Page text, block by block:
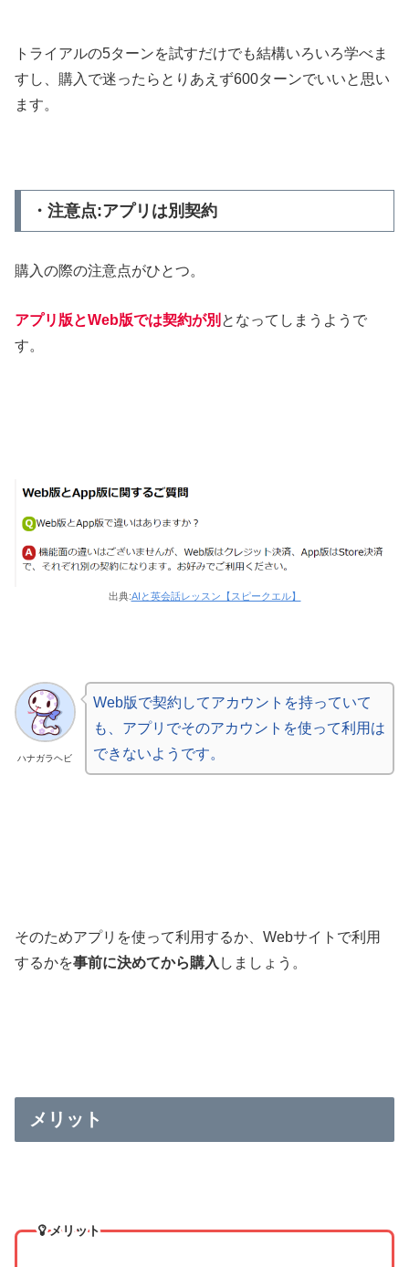
トライアルの5ターンを試すだけでも結構いろいろ学べま
すし、購入で迷ったらとりあえず600ターンでいいと思い
ます。
・注意点:アプリは別契約
購入の際の注意点がひとつ。
アプリ版とWeb版では契約が別 となってしまうようで
す。
出典:AIと英会話レッスン【スピークエル】
ハナガラヘビ
Web版で契約してアカウントを持っていて
も、アプリでそのアカウントを使って利用は
できないようです。
そのためアプリを使って利用するか、Webサイトで利用
するかを事前に決めてから購入 しましょう。
メリット
メリット